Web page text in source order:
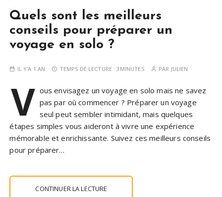
Quels sont les meilleurs
conseils pour préparer un
voyage en solo ?
IL Y'A 1 AN TEMPS DE LECTURE :3MINUTES PAR JULIEN
V ous envisagez un voyage en solo mais ne savez
pas par où commencer ? Préparer un voyage
seul peut sembler intimidant, mais quelques
étapes simples vous aideront à vivre une expérience
mémorable et enrichissante. Suivez ces meilleurs conseils
pour préparer…
CONTINUER LA LECTURE